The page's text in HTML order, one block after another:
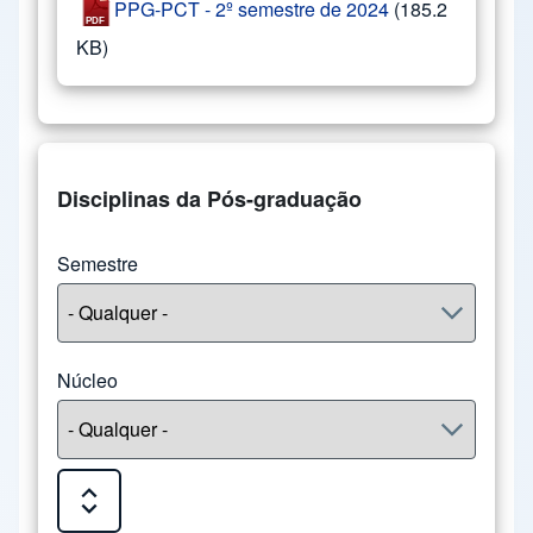
PPG-PCT - 2º semestre de 2024 (185.2
KB)
Disciplinas da Pós-graduação
Semestre
Núcleo
Expand or Collapse all sections